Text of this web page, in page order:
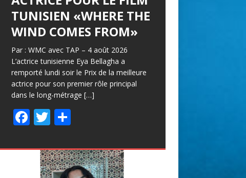
TUNISIEN «WHERE THE
WIND COMES FROM»
Par : WMC avec TAP – 4 août 2026
L’actrice tunisienne Eya Bellagha a
remporté lundi soir le Prix de la meilleure
actrice pour son premier rôle principal
dans le long-métrage […]
F
e
T
itt
er
P
ta
g